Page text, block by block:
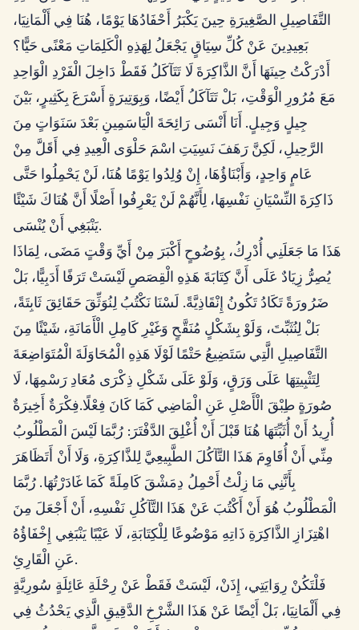
التَّفَاصِيلِ الصَّغِيرَةِ حِينَ يَكْبَرُ أَحْفَادُهَا يَوْمًا، هُنَا فِي أَلْمَانِيَا،
بَعِيدِينَ عَنْ كُلِّ سِيَاقٍ يَجْعَلُ لِهَذِهِ الْكَلِمَاتِ مَعْنًى حَيًّا؟
أَدْرَكْتُ حِينَهَا أَنَّ الذَّاكِرَةَ لَا تَتَآكَلُ فَقَطْ دَاخِلَ الْفَرْدِ الْوَاحِدِ
مَعَ مُرُورِ الْوَقْتِ، بَلْ تَتَآكَلُ أَيْضًا، وَبِوَتِيرَةٍ أَسْرَعَ بِكَثِيرٍ، بَيْنَ
جِيلٍ وَجِيلٍ. أَنَا أَنْسَى رَائِحَةَ الْيَاسَمِينِ بَعْدَ سَنَوَاتٍ مِنَ
الرَّحِيلِ، لَكِنَّ رَهَفَ نَسِيَتِ اسْمَ حَلْوَى الْعِيدِ فِي أَقَلَّ مِنْ
عَامٍ وَاحِدٍ، وَأَبْنَاؤُهَا، إِنْ وُلِدُوا يَوْمًا هُنَا، لَنْ يَحْمِلُوا حَتَّى
ذَاكِرَةَ النِّسْيَانِ نَفْسِهَا، لِأَنَّهُمْ لَنْ يَعْرِفُوا أَصْلًا أَنَّ هُنَاكَ شَيْئًا
يَنْبَغِي أَنْ يُنْسَى.
هَذَا مَا جَعَلَنِي أُدْرِكُ، بِوُضُوحٍ أَكْبَرَ مِنْ أَيِّ وَقْتٍ مَضَى، لِمَاذَا
يُصِرُّ زِيَادٌ عَلَى أَنَّ كِتَابَةَ هَذِهِ الْقِصَصِ لَيْسَتْ تَرَفًا أَدَبِيًّا، بَلْ
ضَرُورَةً تَكَادُ تَكُونُ إِنْقَاذِيَّةً. لَسْنَا نَكْتُبُ لِنُوَثِّقَ حَقَائِقَ ثَابِتَةً،
بَلْ لِنُثَبِّتَ، وَلَوْ بِشَكْلٍ مُنَقَّحٍ وَغَيْرِ كَامِلِ الْأَمَانَةِ، شَيْئًا مِنَ
التَّفَاصِيلِ الَّتِي سَتَضِيعُ حَتْمًا لَوْلَا هَذِهِ الْمُحَاوَلَةَ الْمُتَوَاضِعَةَ
لِتَثْبِيتِهَا عَلَى وَرَقٍ، وَلَوْ عَلَى شَكْلِ ذِكْرَى مُعَادِ رَسْمِهَا، لَا
صُورَةٍ طِبْقَ الْأَصْلِ عَنِ الْمَاضِي كَمَا كَانَ فِعْلًا.فِكْرَةٌ أَخِيرَةٌ
أُرِيدُ أَنْ أُثَبِّتَهَا هُنَا قَبْلَ أَنْ أُغْلِقَ الدَّفْتَرَ: رُبَّمَا لَيْسَ الْمَطْلُوبُ
مِنِّي أَنْ أُقَاوِمَ هَذَا التَّآكُلَ الطَّبِيعِيَّ لِلذَّاكِرَةِ، وَلَا أَنْ أَتَظَاهَرَ
بِأَنَّنِي مَا زِلْتُ أَحْمِلُ دِمَشْقَ كَامِلَةً كَمَا غَادَرْتُهَا. رُبَّمَا
الْمَطْلُوبُ هُوَ أَنْ أَكْتُبَ عَنْ هَذَا التَّآكُلِ نَفْسِهِ، أَنْ أَجْعَلَ مِنَ
اهْتِزَازِ الذَّاكِرَةِ ذَاتِهِ مَوْضُوعًا لِلْكِتَابَةِ، لَا عَيْبًا يَنْبَغِي إِخْفَاؤُهُ
عَنِ الْقَارِئِ.
فَلْتَكُنْ رِوَايَتِي، إِذَنْ، لَيْسَتْ فَقَطْ عَنْ رِحْلَةِ عَائِلَةٍ سُورِيَّةٍ
فِي أَلْمَانِيَا، بَلْ أَيْضًا عَنْ هَذَا الشَّرْخِ الدَّقِيقِ الَّذِي يَحْدُثُ فِي